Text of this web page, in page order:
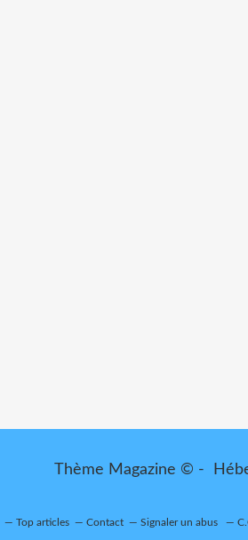
Thème Magazine © -
Top articles Contact Signaler un abus